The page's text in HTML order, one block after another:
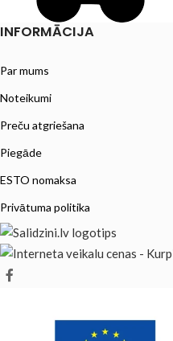
INFORMĀCIJA
Par mums
Noteikumi
Preču atgriešana
Piegāde
ESTO nomaksa
Privātuma politika